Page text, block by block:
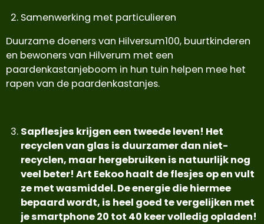
Samenwerking met particulieren
Duurzame doeners van Hilversum100, buurtkinderen
en bewoners van Hilverum met een
paardenkastanjeboom in hun tuin helpen mee het
rapen van de paardenkastanjes.
Sapflesjes krijgen een tweede leven! Het
recyclen van glas is duurzamer dan niet-
recyclen, maar hergebruiken is natuurlijk nog
veel beter! Art Eekoo haalt de flesjes op en vult
ze met wasmiddel. De energie die hiermee
bepaard wordt, is heel goed te vergelijken met
je smartphone 20 tot 40 keer volledig opladen!